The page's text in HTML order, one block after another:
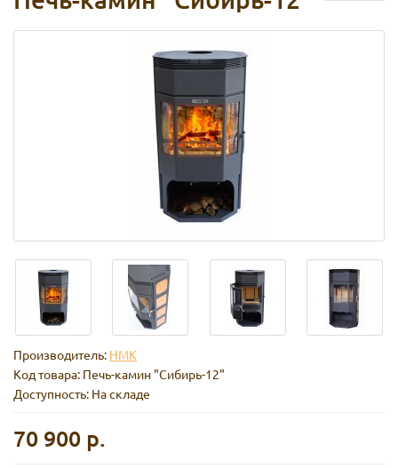
Производитель: НМК
Код товара: Печь-камин "Сибирь-12"
Доступность: На складе
70 900 р.